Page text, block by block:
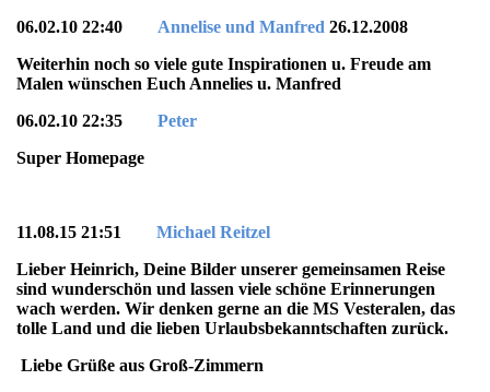
06.02.10 22:40 Annelise und Manfred 26.12.2008
Weiterhin noch so viele gute Inspirationen u. Freude am
Malen wünschen Euch Annelies u. Manfred
06.02.10 22:35 Peter
Super Homepage
11.08.15 21:51 Michael Reitzel
Lieber Heinrich, Deine Bilder unserer gemeinsamen Reise
sind wunderschön und lassen viele schöne Erinnerungen
wach werden. Wir denken gerne an die MS Vesteralen, das
tolle Land und die lieben Urlaubsbekanntschaften zurück.
Liebe Grüße aus Groß-Zimmern